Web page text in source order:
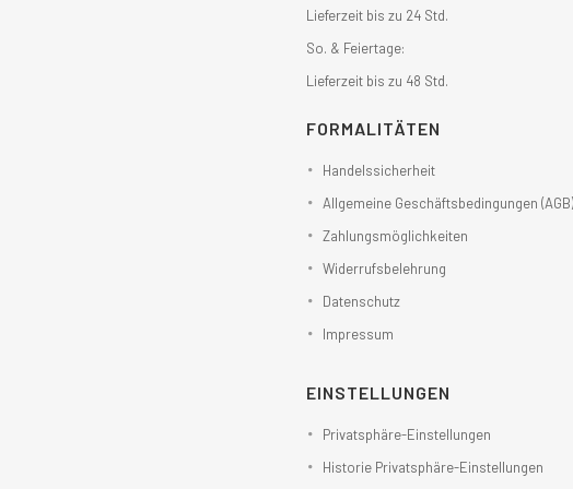
Lieferzeit bis zu 24 Std.
So. & Feiertage:
Lieferzeit bis zu 48 Std.
FORMALITÄTEN
Handelssicherheit
Allgemeine Geschäftsbedingungen (AGB)
Zahlungsmöglichkeiten
Widerrufsbelehrung
Datenschutz
Impressum
EINSTELLUNGEN
Privatsphäre-Einstellungen
Historie Privatsphäre-Einstellungen